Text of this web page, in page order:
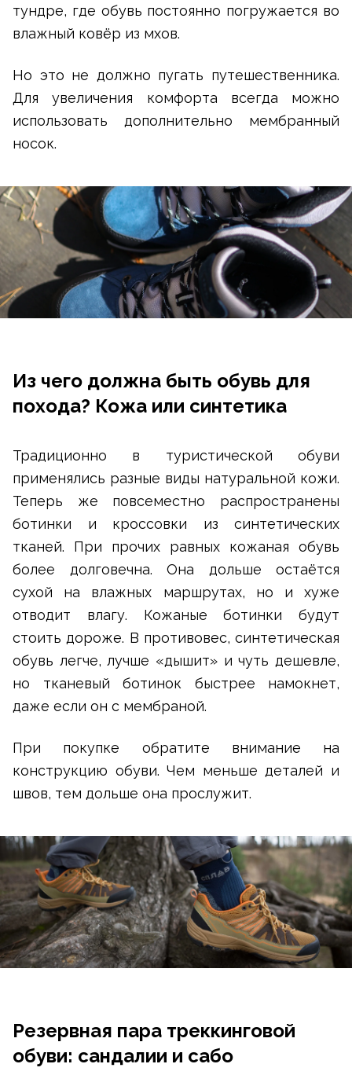
тундре, где обувь постоянно погружается во
влажный ковёр из мхов.
Но это не должно пугать путешественника.
Для увеличения комфорта всегда можно
использовать дополнительно мембранный
носок.
Из чего должна быть обувь для
похода? Кожа или синтетика
Традиционно в туристической обуви
применялись разные виды натуральной кожи.
Теперь же повсеместно распространены
ботинки и кроссовки из синтетических
тканей. При прочих равных кожаная обувь
более долговечна. Она дольше остаётся
сухой на влажных маршрутах, но и хуже
отводит влагу. Кожаные ботинки будут
стоить дороже. В противовес, синтетическая
обувь легче, лучше «дышит» и чуть дешевле,
но тканевый ботинок быстрее намокнет,
даже если он с мембраной.
При покупке обратите внимание на
конструкцию обуви. Чем меньше деталей и
швов, тем дольше она прослужит.
Резервная пара треккинговой
обуви: сандалии и сабо